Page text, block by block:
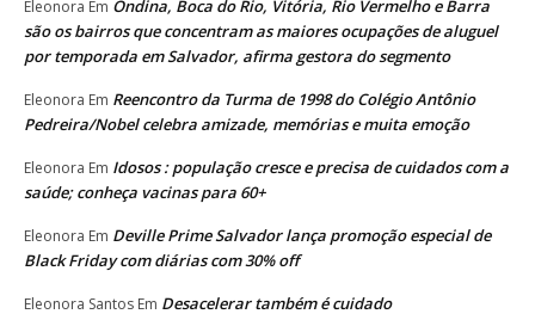
Eleonora Em Ondina, Boca do Rio, Vitória, Rio Vermelho e Barra
são os bairros que concentram as maiores ocupações de aluguel
por temporada em Salvador, afirma gestora do segmento
Eleonora Em Reencontro da Turma de 1998 do Colégio Antônio
Pedreira/Nobel celebra amizade, memórias e muita emoção
Eleonora Em Idosos : população cresce e precisa de cuidados com a
saúde; conheça vacinas para 60+
Eleonora Em Deville Prime Salvador lança promoção especial de
Black Friday com diárias com 30% off
Eleonora Santos Em Desacelerar também é cuidado